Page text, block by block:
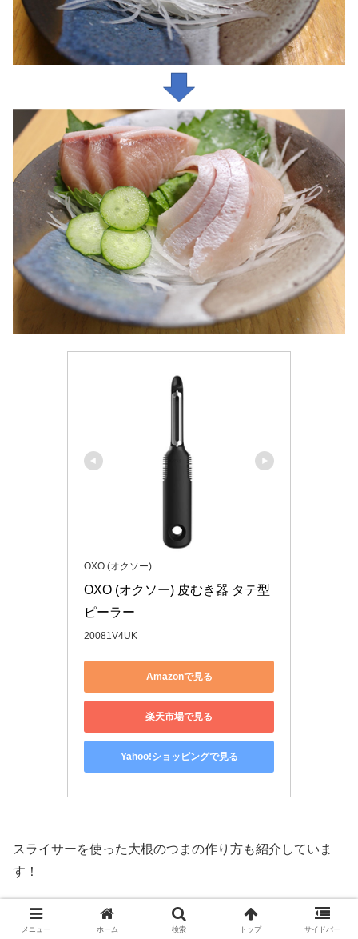
OXO (オクソー)
OXO (オクソー) 皮むき器 タテ型
ピーラー
20081V4UK
Amazonで見る
楽天市場で見る
Yahoo!ショッピングで見る
スライサーを使った大根のつまの作り方も紹介していま
す！
（参考）
メニュー ホーム 検索 トップ サイドバー